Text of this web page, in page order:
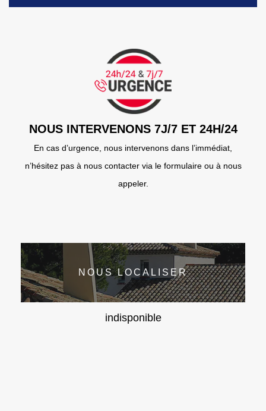
NOUS INTERVENONS 7J/7 ET 24H/24
En cas d’urgence, nous intervenons dans l’immédiat,
n’hésitez pas à nous contacter via le formulaire ou à nous
appeler.
NOUS LOCALISER
indisponible